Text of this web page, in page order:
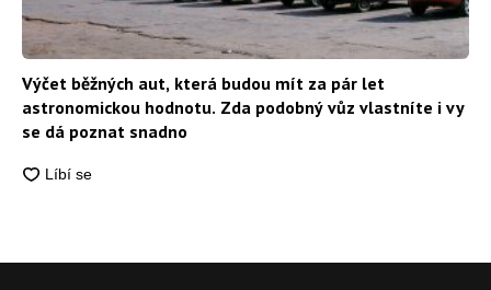
Výčet běžných aut, která budou mít za pár let
astronomickou hodnotu. Zda podobný vůz vlastníte i vy
se dá poznat snadno